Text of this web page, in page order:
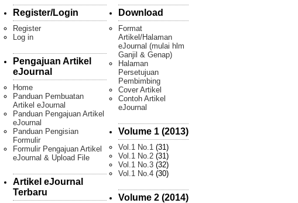
Register/Login
Register
Log in
Pengajuan Artikel
eJournal
Home
Panduan Pembuatan
Artikel eJournal
Panduan Pengajuan Artikel
eJournal
Panduan Pengisian
Formulir
Formulir Pengajuan Artikel
eJournal & Upload File
Artikel eJournal
Terbaru
Download
Format
Artikel/Halaman
eJournal (mulai hlm
Ganjil & Genap)
Halaman
Persetujuan
Pembimbing
Cover Artikel
Contoh Artikel
eJournal
Volume 1 (2013)
Vol.1 No.1 (31)
Vol.1 No.2 (31)
Vol.1 No.3 (32)
Vol.1 No.4 (30)
Volume 2 (2014)